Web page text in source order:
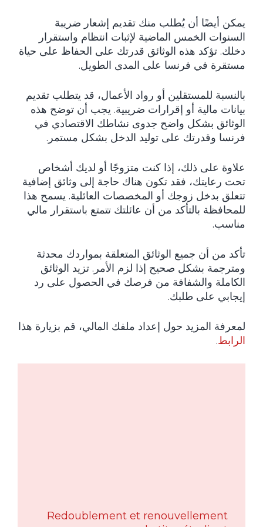
يمكن أيضًا أن يُطلب منك تقديم إشعار ضريبة
السنوات الخمس الماضية لإثبات انتظام واستقرار
دخلك. تؤكد هذه الوثائق قدرتك على الحفاظ على حياة
مستقرة في فرنسا على المدى الطويل.
بالنسبة للمستقلين أو رواد الأعمال، قد يتطلب تقديم
بيانات مالية أو إقرارات ضريبية. يجب أن توضح هذه
الوثائق بشكل واضح جدوى نشاطك الاقتصادي في
فرنسا وقدرتك على توليد الدخل بشكل مستمر.
علاوة على ذلك، إذا كنت متزوجًا أو لديك أشخاص
تحت رعايتك، فقد تكون هناك حاجة إلى وثائق إضافية
تتعلق بدخل زوجك أو المخصصات العائلية. يسمح هذا
للمحافظة بالتأكد من أن عائلتك تتمتع باستقرار مالي
مناسب.
تأكد من أن جميع الوثائق المتعلقة بمواردك محدثة
ومترجمة بشكل صحيح إذا لزم الأمر. تزيد الوثائق
الكاملة والشفافة من فرصك في الحصول على رد
إيجابي على طلبك.
لمعرفة المزيد حول إعداد ملفك المالي، قم بزيارة هذا
الرابط.
Redoublement et renouvellement